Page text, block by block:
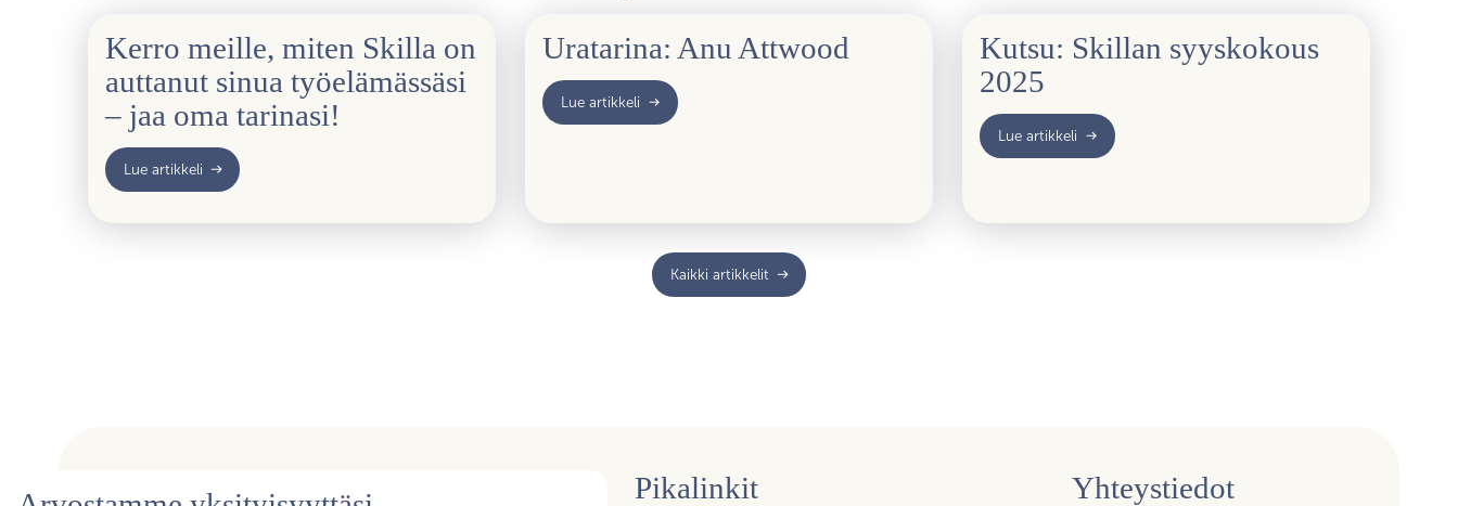
Kerro meille, miten Skilla on
auttanut sinua työelämässäsi
– jaa oma tarinasi!
Lue artikkeli
Uratarina: Anu Attwood
Lue artikkeli
Kutsu: Skillan syyskokous
2025
Lue artikkeli
Kaikki artikkelit
Pikalinkit Yhteystiedot